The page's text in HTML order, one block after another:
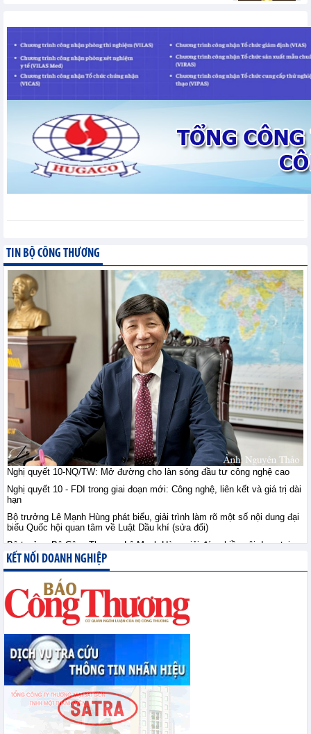
XTTM - Thứ hai, 10-8-2026
HCMC K-BRAND EXPO
doanh nghiệp Việt - Hàn
XTTM - Thứ hai, 10-8-2026
Vietnam International
Sourcing 2026: 'Mở lối'
chuyển đổi xanh cho dệt
may
Mở đường cho làn sóng
đầu tư công nghệ cao
TIN BỘ CÔNG THƯƠNG - Thứ
hai, 10-8-2026
Indonesia thông báo
không áp thuế chống
bán phá giá đối với sản
phẩm nhựa
polypropylene homopolymer có xuất
xứ từ Ả Rập Xê Út, Malaysia, Trung
Quốc, Philippines, Hàn Quốc,
Singapore, Thái Lan và Việt Nam
Chính sách quốc tế - Thứ hai, 10-8-2026
Bộ trưởng Lê Mạnh
làm rõ một số nội dung
tâm về Luật Dầu khí (sửa đổi)
TIN BỘ CÔNG THƯƠNG - Thứ hai, 10-8-2026
Bia Hà Nội
diện, tiếp
nối hành
hơn 132
diện, tiếp
trình lịch sử
hơn 132
năm
TIN BỘ CÔNG THƯƠNG
Nghị quyết 10-NQ/TW: Mở đường cho làn sóng đầu tư công nghệ cao
Nghị quyết 10 - FDI trong giai đoạn mới: Công nghệ, liên kết và giá trị dài
hạn
Bộ trưởng Lê Mạnh Hùng phát biểu, giải trình làm rõ một số nội dung đại
biểu Quốc hội quan tâm về Luật Dầu khí (sửa đổi)
Bộ trưởng Bộ Công Thương Lê Mạnh Hùng giải đáp nhiều nội dung tại
phiên thảo luận Tổ về dự án Luật Dầu khí (sửa đổi)
Triển khai 100 ngày tháo gỡ điểm nghẽn về chuyển đổi số
KẾT NỐI DOANH NGHIỆP